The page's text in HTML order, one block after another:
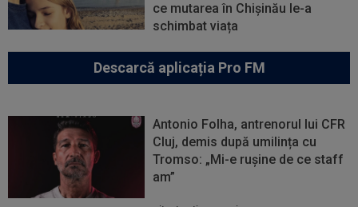
ce mutarea în Chișinău le-a
schimbat viața
Descarcă aplicația Pro FM
Antonio Folha, antrenorul lui CFR
Cluj, demis după umilința cu
Tromso: „Mi-e rușine de ce staff
am”